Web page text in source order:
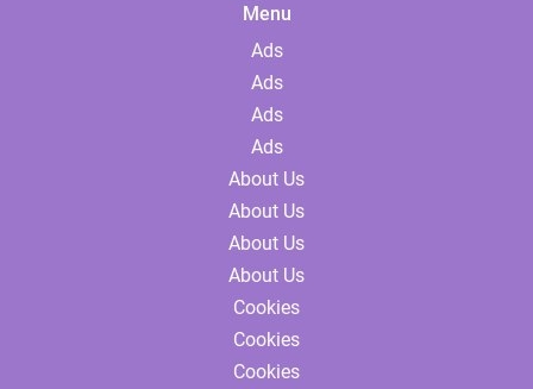
Menu
Ads
Ads
Ads
Ads
About Us
About Us
About Us
About Us
Cookies
Cookies
Cookies